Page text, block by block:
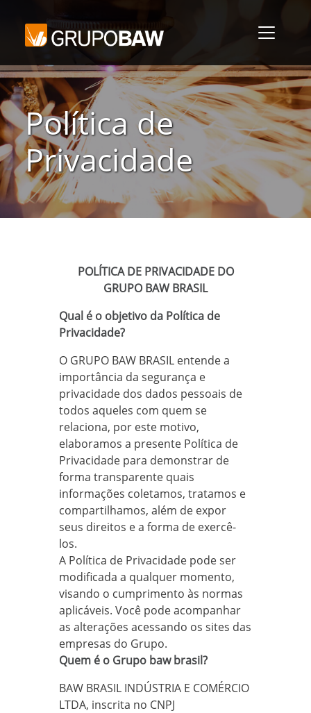
Política de
Privacidade
POLÍTICA DE PRIVACIDADE DO
GRUPO BAW BRASIL
Qual é o objetivo da Política de
Privacidade?
O GRUPO BAW BRASIL entende a
importância da segurança e
privacidade dos dados pessoais de
todos aqueles com quem se
relaciona, por este motivo,
elaboramos a presente Política de
Privacidade para demonstrar de
forma transparente quais
informações coletamos, tratamos e
compartilhamos, além de expor
seus direitos e a forma de exercê-
los.
A Política de Privacidade pode ser
modificada a qualquer momento,
visando o cumprimento às normas
aplicáveis. Você pode acompanhar
as alterações acessando os sites das
empresas do Grupo.
Quem é o Grupo baw brasil?
BAW BRASIL INDÚSTRIA E COMÉRCIO
LTDA, inscrita no CNPJ